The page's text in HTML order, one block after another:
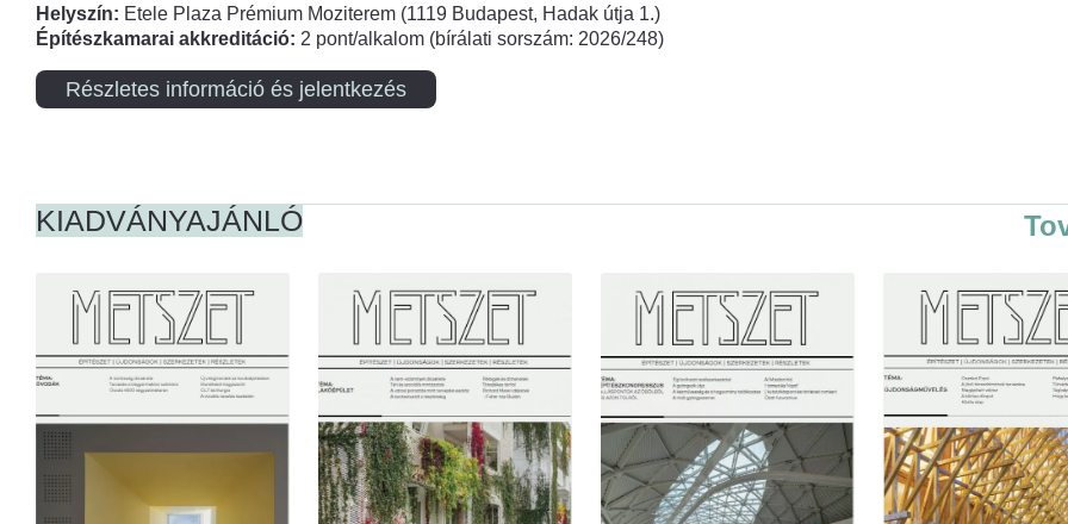
Helyszín: Etele Plaza Prémium Moziterem (1119 Budapest, Hadak útja 1.)
Építészkamarai akkreditáció: 2 pont/alkalom (bírálati sorszám: 2026/248)
Részletes információ és jelentkezés
KIADVÁNYAJÁNLÓ